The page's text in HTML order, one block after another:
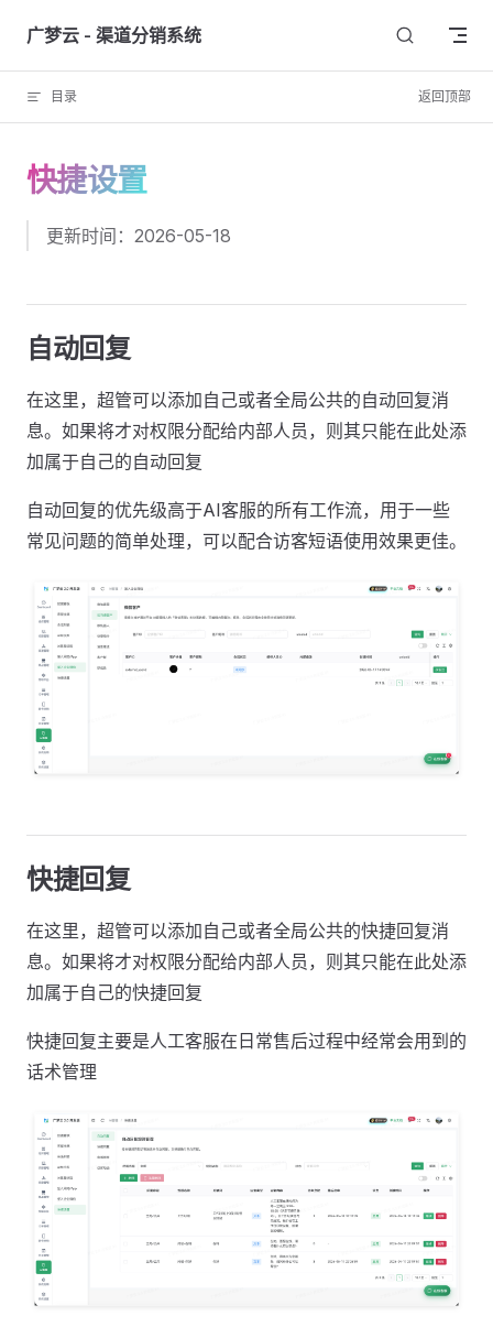
Skip to content
广梦云 - 渠道分销系统
目录 返回顶部
快捷设置
更新时间：2026-05-18
自动回复
在这里，超管可以添加自己或者全局公共的自动回复消
息。如果将才对权限分配给内部人员，则其只能在此处添
加属于自己的自动回复
自动回复的优先级高于AI客服的所有工作流，用于一些
常见问题的简单处理，可以配合访客短语使用效果更佳。
快捷回复
在这里，超管可以添加自己或者全局公共的快捷回复消
息。如果将才对权限分配给内部人员，则其只能在此处添
加属于自己的快捷回复
快捷回复主要是人工客服在日常售后过程中经常会用到的
话术管理